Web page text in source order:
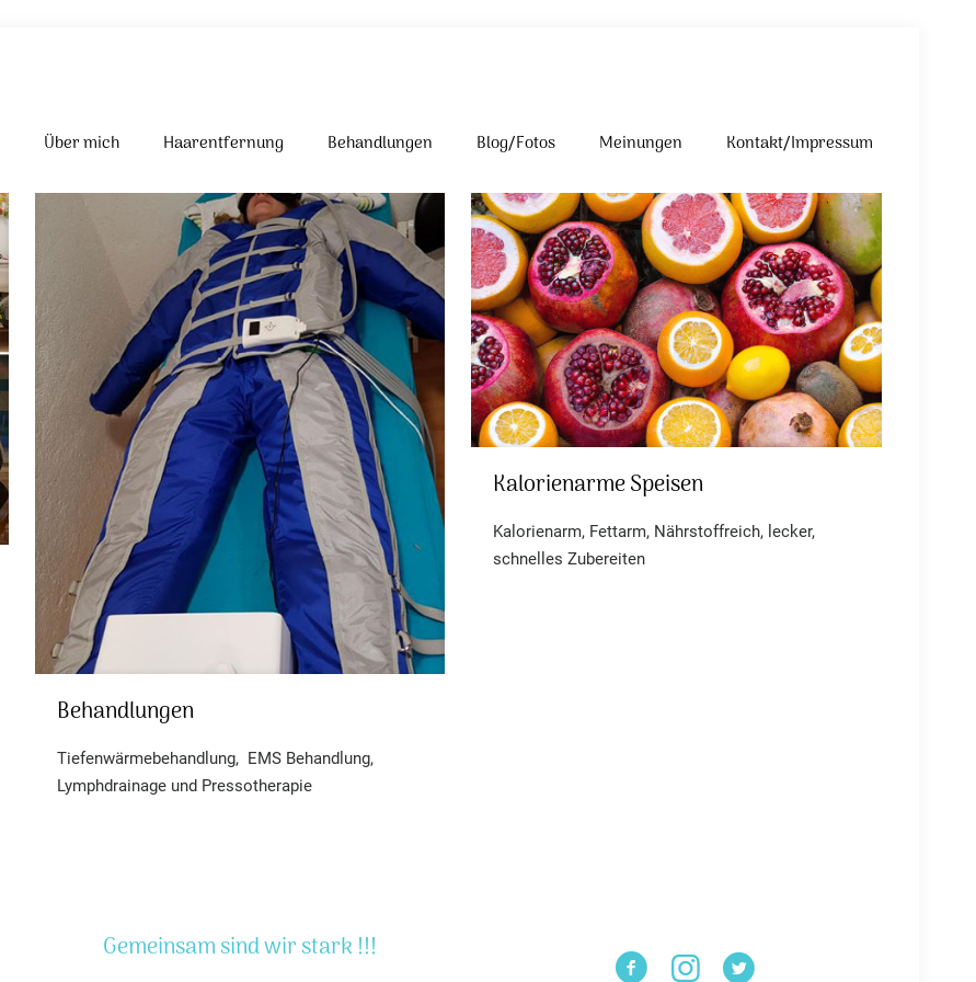
Über mich Haarentfernung Behandlungen Blog/Fotos Meinungen Kontakt/Impressum
Behandlungen
Behandlungen
Tiefenwärmebehandlung, EMS Behandlung,
Lymphdrainage und Pressotherapie
Kalorienarme Speisen
Kalorienarme Speisen
Kalorienarm, Fettarm, Nährstoffreich, lecker,
schnelles Zubereiten
Gemeinsam sind wir stark !!!